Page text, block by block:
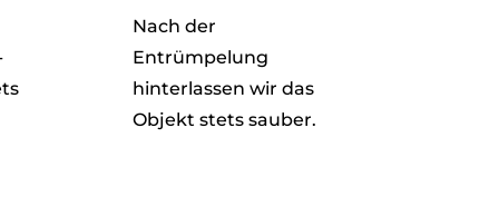
Nach der
Entrümpelung
hinterlassen wir das
Objekt stets sauber.